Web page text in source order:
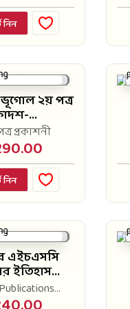
নিন
২য় পত্র
...
প্রকাশনী
নিন
এইচএসসি
ইতিহাস...